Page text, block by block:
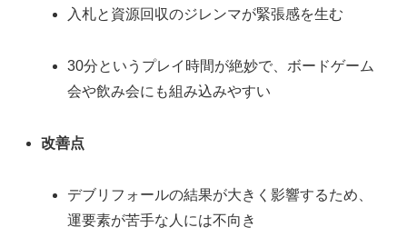
入札と資源回収のジレンマが緊張感を生む
30分というプレイ時間が絶妙で、ボードゲーム
会や飲み会にも組み込みやすい
改善点
デブリフォールの結果が大きく影響するため、
運要素が苦手な人には不向き